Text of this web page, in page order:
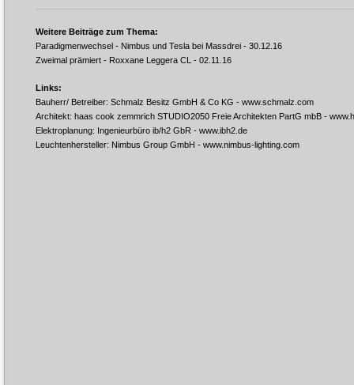
Weitere Beiträge zum Thema:
Paradigmenwechsel - Nimbus und Tesla bei Massdrei - 30.12.16
Zweimal prämiert - Roxxane Leggera CL - 02.11.16
Links:
Bauherr/ Betreiber: Schmalz Besitz GmbH & Co KG - www.schmalz.com
Architekt: haas cook zemmrich STUDIO2050 Freie Architekten PartG mbB -
Elektroplanung: Ingenieurbüro ib/h2 GbR - www.ibh2.de
Leuchtenhersteller: Nimbus Group GmbH - www.nimbus-lighting.com